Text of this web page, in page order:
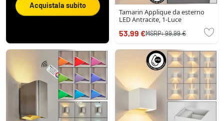
Acquistala subito
Tamarin Applique da esterno
LED Antracite, 1-Luce
53,99 €MSRP:99,99 €